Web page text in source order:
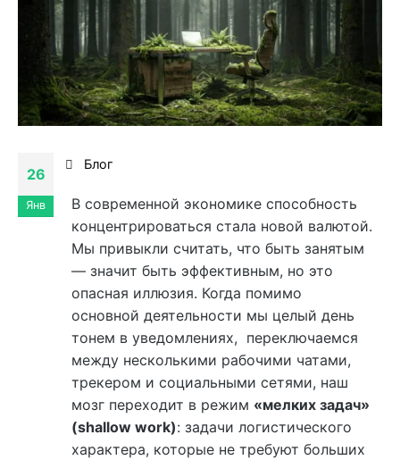
26
Янв
Блог
В современной экономике способность
концентрироваться стала новой валютой.
Мы привыкли считать, что быть занятым
— значит быть эффективным, но это
опасная иллюзия. Когда помимо
основной деятельности мы целый день
тонем в уведомлениях, переключаемся
между несколькими рабочими чатами,
трекером и социальными сетями, наш
мозг переходит в режим «мелких задач»
(shallow work): задачи логистического
характера, которые не требуют больших